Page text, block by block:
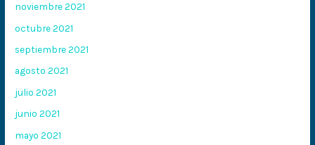
noviembre 2021
octubre 2021
septiembre 2021
agosto 2021
julio 2021
junio 2021
mayo 2021